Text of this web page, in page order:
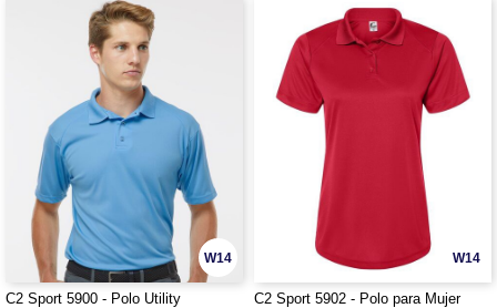
W14
C2 Sport 5900 - Polo Utility
W14
C2 Sport 5902 - Polo para Mujer